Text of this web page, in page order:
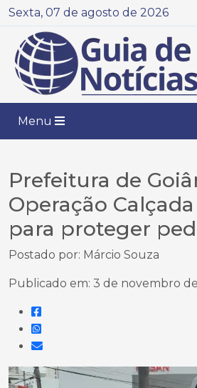
Sexta, 07 de agosto de 2026
Menu
Prefeitura de
Operação
para proteger
Postado por: Márcio Souza
Publicado em: 3 de novembro